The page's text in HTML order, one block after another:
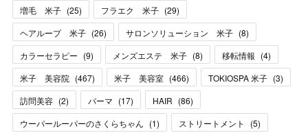
増毛 米子 (25) フラエク 米子 (29)
ヘアループ 米子 (26) サロンソリューション 米子 (8)
カラーセラピー (9) メンズエステ 米子 (8) 移転情報 (4)
米子 美容院 (467) 米子 美容室 (466) TOKIOSPA 米子 (3)
訪問美容 (2) パーマ (17) HAIR (86)
ウーパールーパーのさくらちゃん (1) ストリートメント (5)